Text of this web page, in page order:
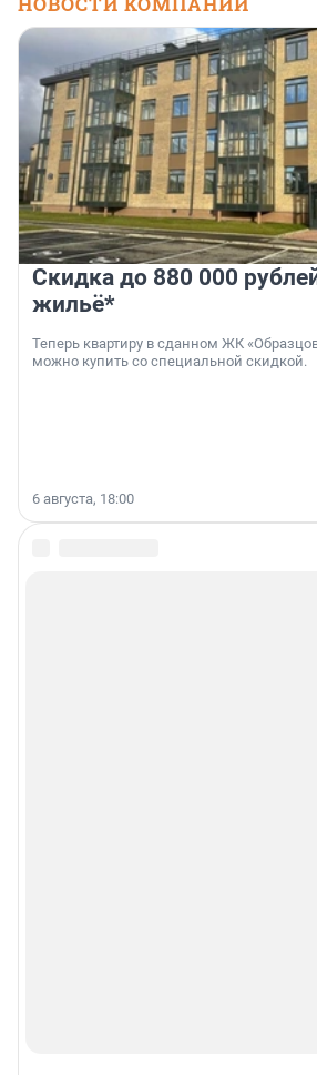
Скидка до 880 000
жильё*
Теперь квартиру в сданном ЖК
можно купить со специальной скидкой.
6 августа, 18:00